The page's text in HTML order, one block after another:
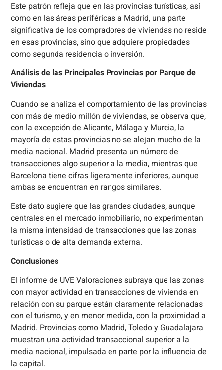
Este patrón refleja que en las provincias turísticas, así
como en las áreas periféricas a Madrid, una parte
significativa de los compradores de viviendas no reside
en esas provincias, sino que adquiere propiedades
como segunda residencia o inversión.
Análisis de las Principales Provincias por Parque de
Viviendas
Cuando se analiza el comportamiento de las provincias
con más de medio millón de viviendas, se observa que,
con la excepción de Alicante, Málaga y Murcia, la
mayoría de estas provincias no se alejan mucho de la
media nacional. Madrid presenta un número de
transacciones algo superior a la media, mientras que
Barcelona tiene cifras ligeramente inferiores, aunque
ambas se encuentran en rangos similares.
Este dato sugiere que las grandes ciudades, aunque
centrales en el mercado inmobiliario, no experimentan
la misma intensidad de transacciones que las zonas
turísticas o de alta demanda externa.
Conclusiones
El informe de UVE Valoraciones subraya que las zonas
con mayor actividad en transacciones de vivienda en
relación con su parque están claramente relacionadas
con el turismo, y en menor medida, con la proximidad a
Madrid. Provincias como Madrid, Toledo y Guadalajara
muestran una actividad transaccional superior a la
media nacional, impulsada en parte por la influencia de
la capital.